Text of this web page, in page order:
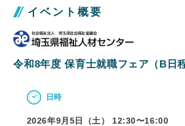
イベント概要
令和8年度 保育士就職フェア（B日
日時
2026年9月5日（土） 12:30〜16:00